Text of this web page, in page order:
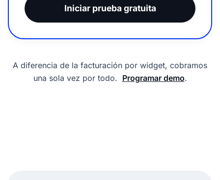
Iniciar prueba gratuita
A diferencia de la facturación por widget, cobramos
una sola vez por todo. Programar demo.